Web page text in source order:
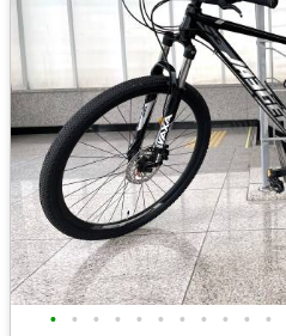
• • • • • • • • • • •